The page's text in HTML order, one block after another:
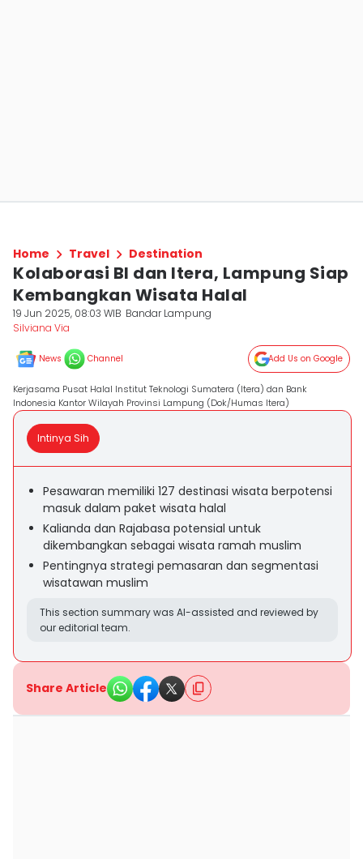
Home Travel Destination
Kolaborasi BI dan Itera, Lampung Siap
Kembangkan Wisata Halal
19 Jun 2025, 08:03 WIB Bandar Lampung
Silviana Via
News Channel Add Us on Google
Kerjasama Pusat Halal Institut Teknologi Sumatera (Itera) dan Bank
Indonesia Kantor Wilayah Provinsi Lampung (Dok/Humas Itera)
Intinya Sih
Pesawaran memiliki 127 destinasi wisata berpotensi
masuk dalam paket wisata halal
Kalianda dan Rajabasa potensial untuk
dikembangkan sebagai wisata ramah muslim
Pentingnya strategi pemasaran dan segmentasi
wisatawan muslim
This section summary was AI-assisted and reviewed by
our editorial team.
Share Article